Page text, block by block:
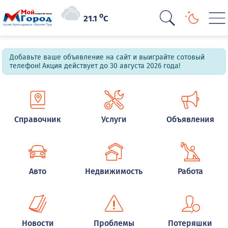
21.1oC
Добавьте ваше объявление на сайт и выиграйте сотовый
телефон! Акция действует до 30 августа 2026 года!
Справочник Услуги Объявления
Авто Недвижимость Работа
Новости Проблемы Потеряшки